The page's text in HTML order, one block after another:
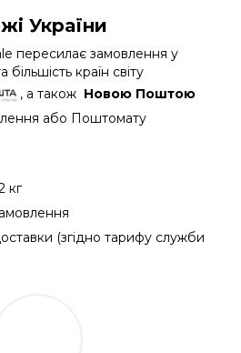
України
пересилає замовлення у
країн світу
, а також Новою Поштою
або Поштомату
кг
(згідно тарифу служби